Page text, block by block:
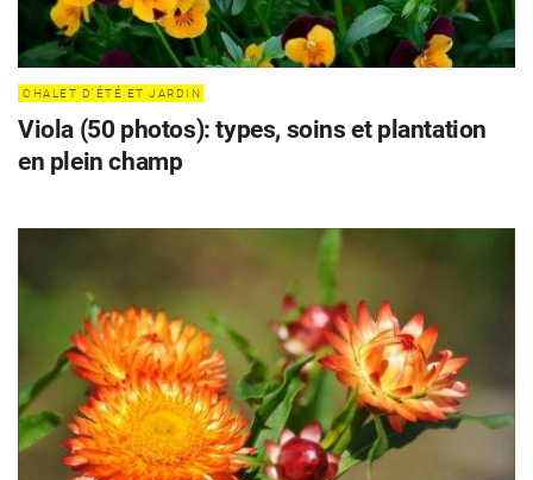
Viola (50 photos): types, soins et plantation
en plein champ
CHALET D'ÉTÉ ET JARDIN
MAISON ET FAMILLE
RECETTES